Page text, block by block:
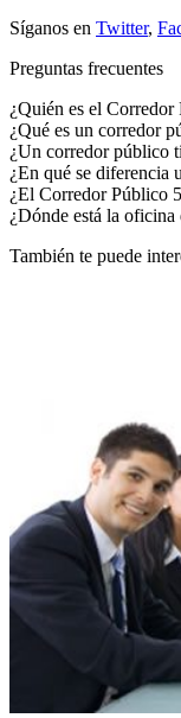
Síganos en Twitter,
Preguntas frecuentes
¿Quién es el
¿Qué es un corredor
¿Un corredor público
¿En qué se diferencia
¿El Corredor Público
¿Dónde está la
También te puede